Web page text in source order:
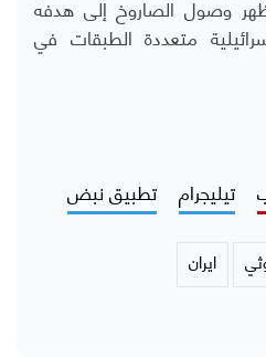
وصول الصاروخ إلى هدفه
متعددة الطبقات في
تيليجرام تطبيق نبض
ايران